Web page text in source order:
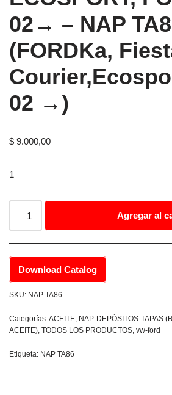
02→ – NAP
(FORDKa,
02 →)
$ 9.000,00
1
Agregar al
Download Catalog
SKU: NAP TA86
Categorías:ACEITE, NAP-DEPÓSITOS-TAPAS
ACEITE), TODOS LOS PRODUCTOS, vw-ford
Etiqueta: NAP TA86